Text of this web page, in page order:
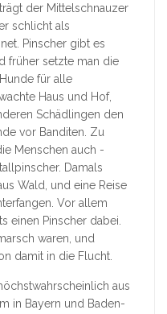
der Mittelschnauzer
schlicht als
Pinscher gibt es
früher setzte man die
für alle
Haus und Hof,
Schädlingen den
vor Banditen. Zu
Menschen auch -
Damals
Wald, und eine Reise
Vor allem
einen Pinscher dabei.
waren, und
damit in die Flucht.
aus
in Bayern und Baden-